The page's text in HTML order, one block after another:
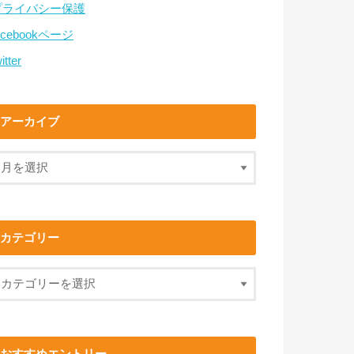
ライバシー保護
ページ
アーカイブ
カテゴリー